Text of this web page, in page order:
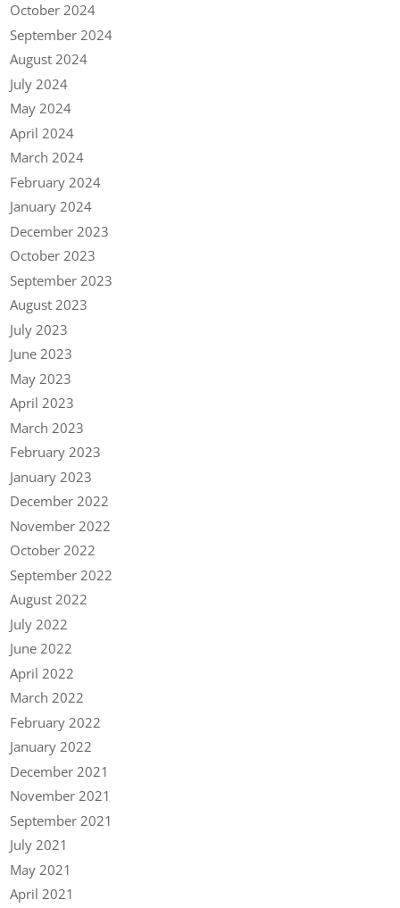
October 2024
September 2024
August 2024
July 2024
May 2024
April 2024
March 2024
February 2024
January 2024
December 2023
October 2023
September 2023
August 2023
July 2023
June 2023
May 2023
April 2023
March 2023
February 2023
January 2023
December 2022
November 2022
October 2022
September 2022
August 2022
July 2022
June 2022
April 2022
March 2022
February 2022
January 2022
December 2021
November 2021
September 2021
July 2021
May 2021
April 2021